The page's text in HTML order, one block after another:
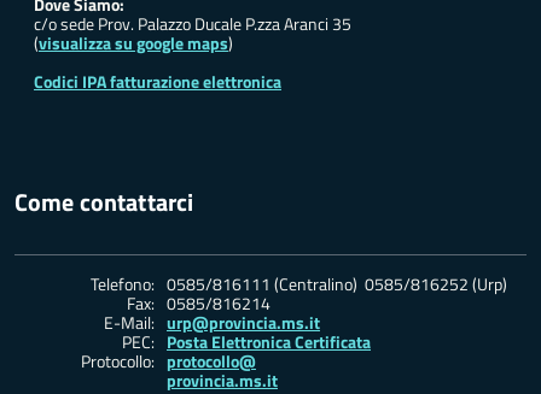
c/o sede Prov. Palazzo Ducale P.zza Aranci 35
(visualizza su google maps)
Codici IPA fatturazione elettronica
Come contattarci
Telefono: 0585/816111 (Centralino) 0585/816252 (Urp)
Fax: 0585/816214
E-Mail: urp@provincia.ms.it
PEC: Posta Elettronica Certificata
Protocollo: protocollo@
provincia.ms.it